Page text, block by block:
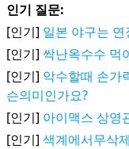
인기 질문:
[인기] 일본 야구는
[인기] 싹난옥수수 먹
[인기] 악수할때 손가
슨의미인가요?
[인기] 아이맥스 상영
[인기] 색계에서무삭